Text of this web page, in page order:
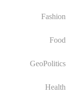
Fashion
Food
GeoPolitics
Health